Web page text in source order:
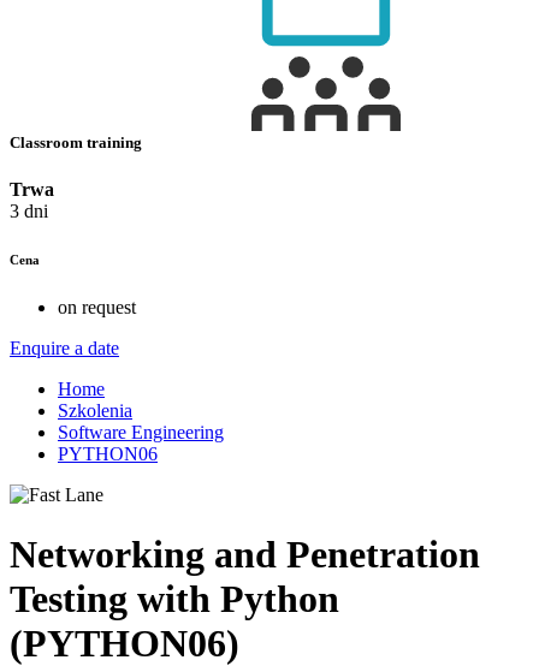
Classroom training
Trwa
3 dni
Cena
on request
Enquire a date
Home
Szkolenia
Software Engineering
PYTHON06
Networking and Penetration
Testing with Python
(PYTHON06)